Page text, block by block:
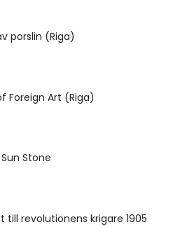
porslin (Riga)
Foreign Art (Riga)
Stone
till revolutionens krigare 1905